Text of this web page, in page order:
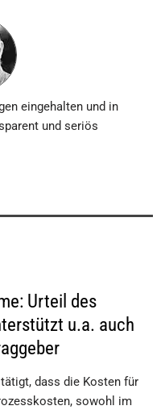
eingehalten und in
und seriös
Urteil des
u.a. auch
dass die Kosten für
sowohl im